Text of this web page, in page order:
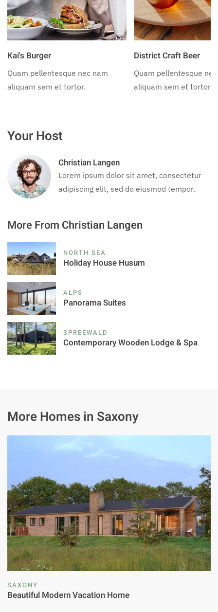
Kai's Burger
Quam pellentesque nec nam
aliquam sem et tortor.
District Craft Beer
Quam pellentesque
aliquam sem et tortor.
Your Host
Christian Langen
Lorem ipsum dolor sit amet, consectetur
adipiscing elit, sed do eiusmod tempor.
More From Christian Langen
NORTH SEA
Holiday House Husum
ALPS
Panorama Suites
SPREEWALD
Contemporary Wooden Lodge & Spa
More Homes in Saxony
SAXONY
Beautiful Modern Vacation Home